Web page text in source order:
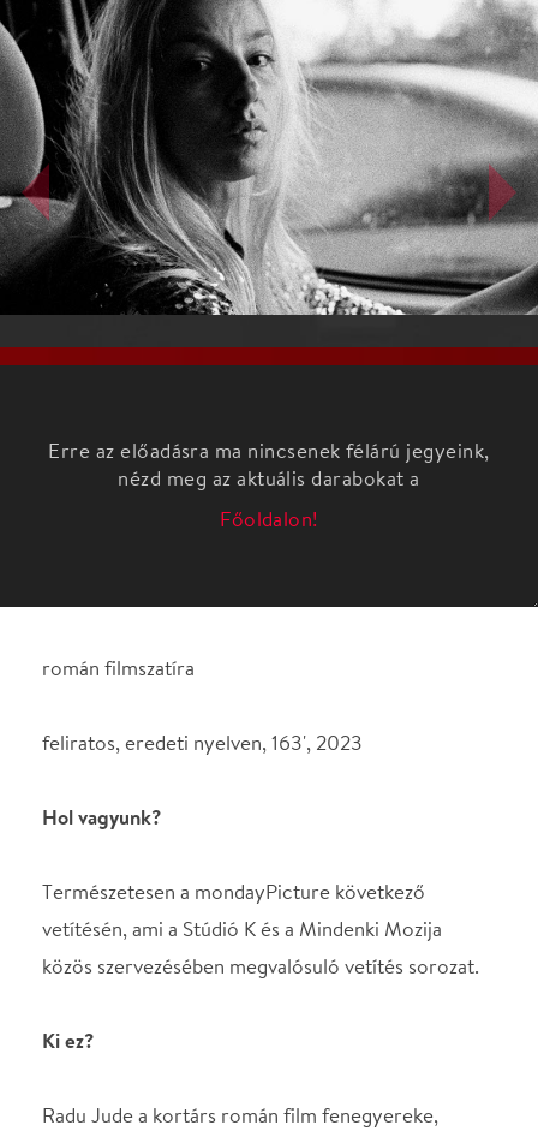
Erre az előadásra ma nincsenek félárú jegyeink,
nézd meg az aktuális darabokat a
Főoldalon!
román filmszatíra
Hol vagyunk?
Természetesen a mondayPicture következő
közös szervezésében megvalósuló vetítés sorozat.
vadállatja, a román újhullám újra teremtője, a mozi
megmentője, egyszemélyes film nagyhatalom,
sokszoros arany és ezüst medve díjas filmrendező.